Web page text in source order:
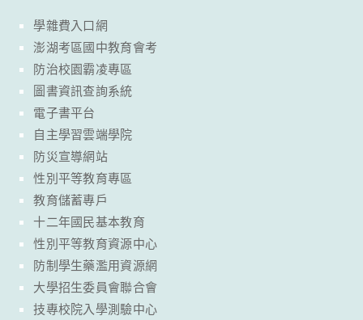
學雜費入口網
澎湖考區國中教育會考
防治校園霸凌專區
圖書資訊查詢系統
電子書平台
自主學習雲端學院
防災宣導網站
性別平等教育專區
教育儲蓄專戶
十二年國民基本教育
性別平等教育資源中心
防制學生藥濫用資源網
大學招生委員會聯合會
技專校院入學測驗中心